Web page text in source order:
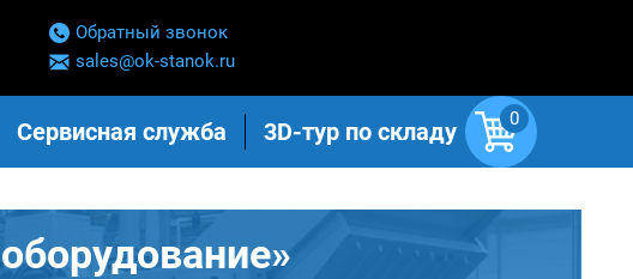
Обратный звонок
sales@ok-stanok.ru
Сервисная служба 3D-тур по складу 0